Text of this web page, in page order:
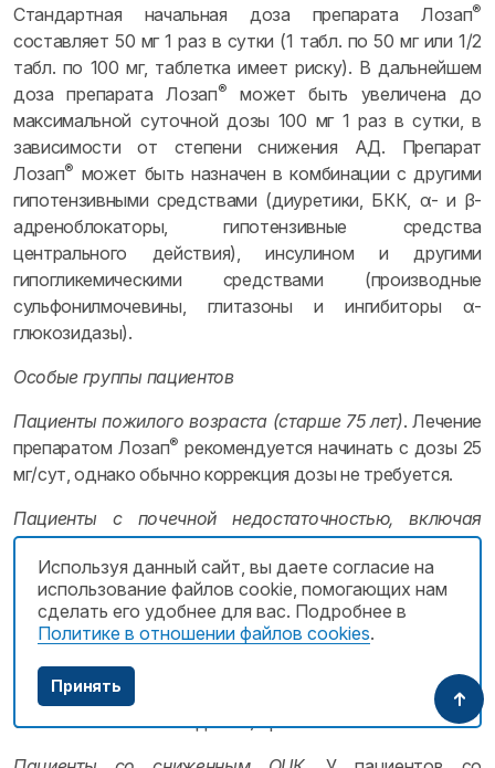
Стандартная начальная доза препарата Лозап®
составляет 50 мг 1 раз в сутки (1 табл. по 50 мг или 1/2
табл. по 100 мг, таблетка имеет риску). В дальнейшем
доза препарата Лозап®
может быть увеличена до
максимальной суточной дозы 100 мг 1 раз в сутки, в
зависимости от степени снижения АД. Препарат
Лозап® может быть назначен в комбинации с другими
гипотензивными средствами (диуретики, БКК, α- и β-
адреноблокаторы, гипотензивные средства
центрального действия), инсулином и другими
гипогликемическими средствами (производные
сульфонилмочевины, глитазоны и ингибиторы α-
глюкозидазы).
Особые группы пациентов
Пациенты пожилого возраста (старше 75 лет). Лечение
препаратом Лозап® рекомендуется начинать с дозы 25
мг/сут, однако обычно коррекция дозы не требуется.
Пациенты с почечной недостаточностью, включая
пациентов, находящихся на диализе. Коррекция дозы
не требуется.
Пациентам с нарушениями функции печени в анамнезе
рекомендуется принимать более низкие дозы
препарата. Применение препарата у пациентов с
тяжелыми нарушениями функции печени (более 9
баллов по шкале Чайлд-Пью) противопоказано.
Используя данный сайт, вы даете согласие на
использование файлов cookie, помогающих нам
сделать его удобнее для вас. Подробнее в
Политике в отношении файлов cookies.
Принять